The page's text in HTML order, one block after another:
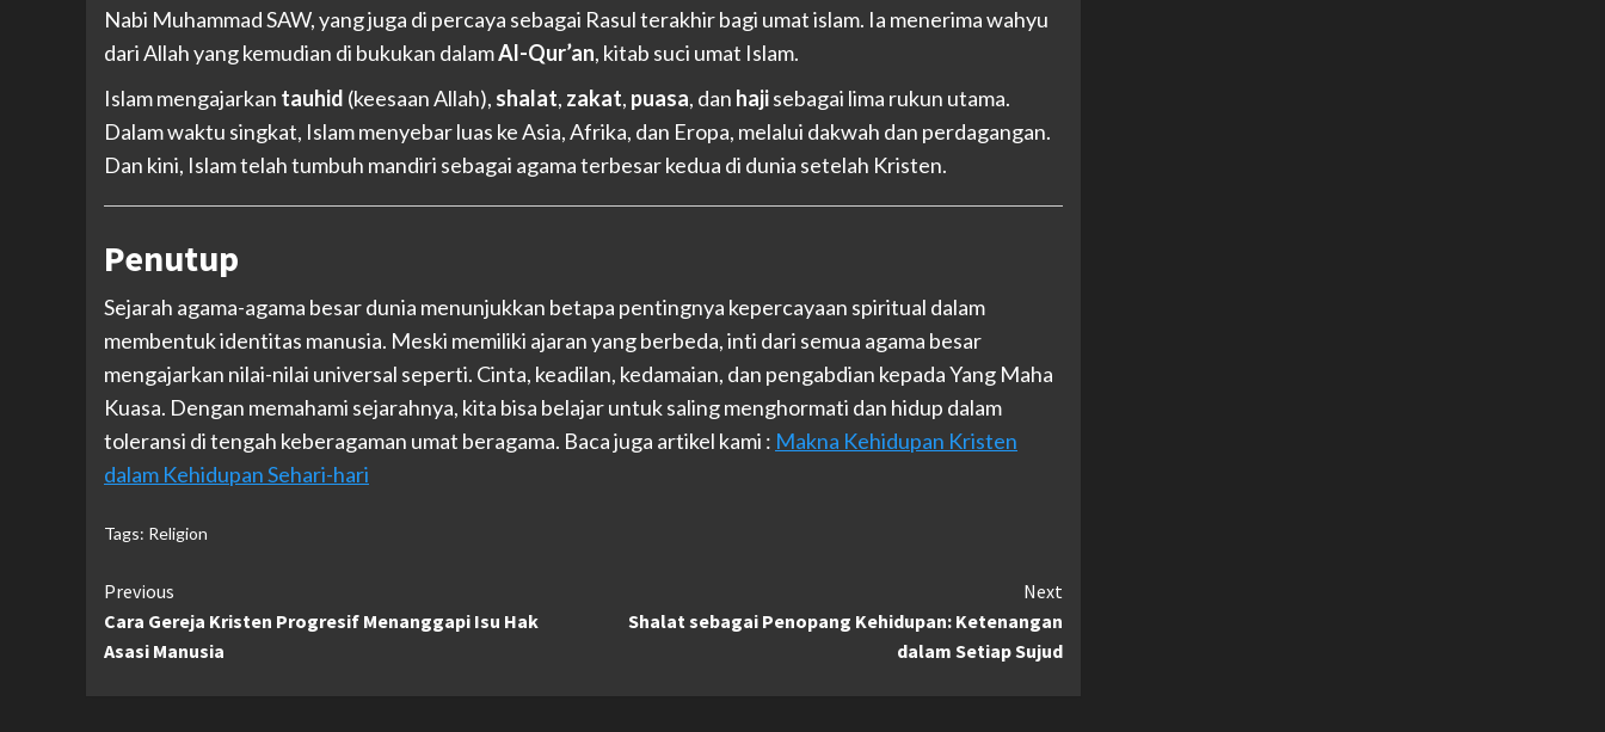
Nabi Muhammad SAW, yang juga di percaya sebagai Rasul terakhir bagi umat islam. Ia menerima wahyu
dari Allah yang kemudian di bukukan dalamAl-Qur’an, kitab suci umat Islam.
Islam mengajarkan tauhid (keesaan Allah), shalat, zakat, puasa, dan hajisebagai lima rukun utama.
Dalam waktu singkat, Islam menyebar luas ke Asia, Afrika, dan Eropa, melalui dakwah dan perdagangan.
Dan kini, Islam telah tumbuh mandiri sebagai agama terbesar kedua di dunia setelah Kristen.
Penutup
Sejarah agama-agama besar dunia menunjukkan betapa pentingnya kepercayaan spiritual dalam
membentuk identitas manusia. Meski memiliki ajaran yang berbeda, inti dari semua agama besar
mengajarkan nilai-nilai universal seperti. Cinta, keadilan, kedamaian, dan pengabdian kepada Yang Maha
Kuasa. Dengan memahami sejarahnya, kita bisa belajar untuk saling menghormati dan hidup dalam
toleransi di tengah keberagaman umat beragama. Baca juga artikel kami : Makna Kehidupan Kristen
dalam Kehidupan Sehari-hari
Tags: Religion
Continue
Reading
Previous
Cara Gereja Kristen Progresif Menanggapi Isu Hak
Asasi Manusia
Next
Shalat sebagai Penopang Kehidupan: Ketenangan
dalam Setiap Sujud